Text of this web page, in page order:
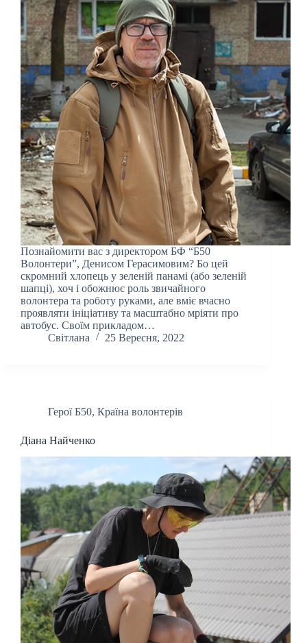
Познайомити вас з директором БФ “Б50
Волонтери”, Денисом Герасимовим? Бо цей
скромний хлопець у зеленій панамі (або зеленій
шапці), хоч і обожнює роль звичайного
волонтера та роботу руками, але вміє вчасно
проявляти ініціативу та масштабно мріяти про
автобус. Своїм прикладом…
Світлана
25 Вересня, 2022
Герої Б50, Країна волонтерів
Діана Найченко